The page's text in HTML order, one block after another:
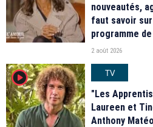
nouveautés,
faut savoir
programme
2 août 2026
player2
TV
"Les
Laureen et
Anthony